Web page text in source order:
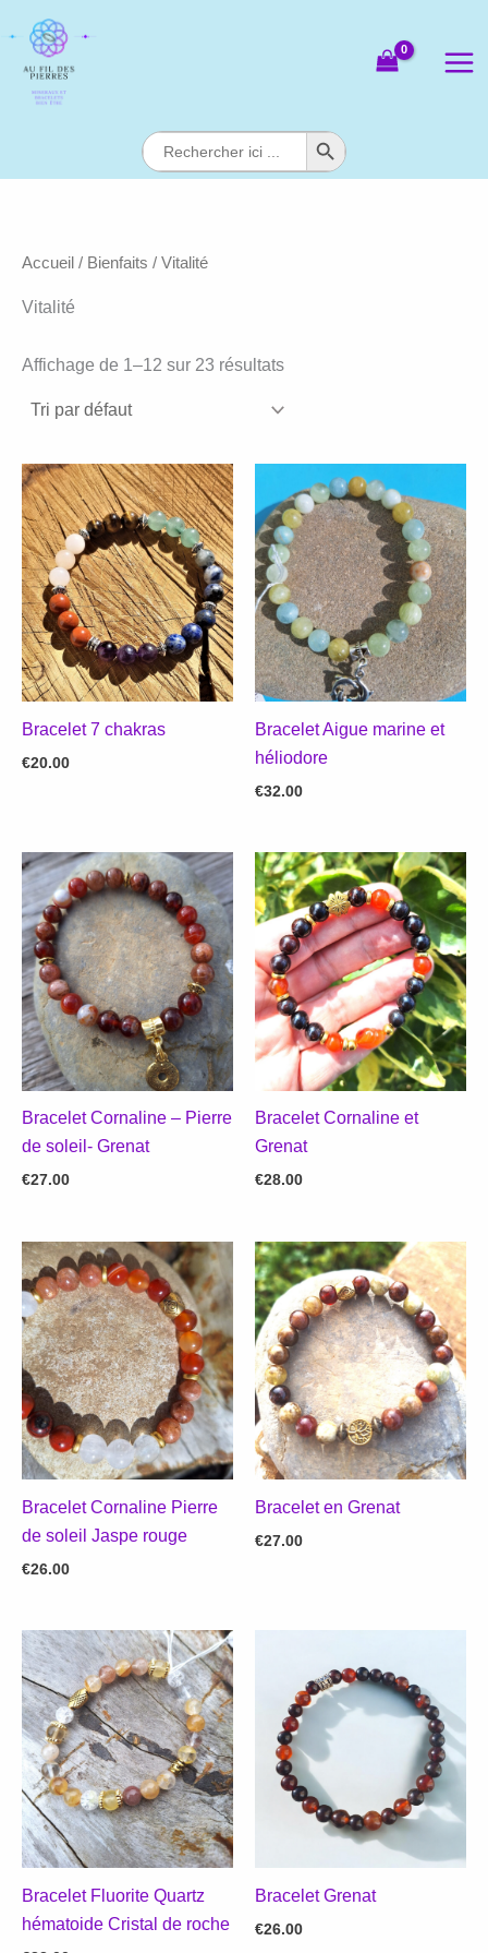
au
contenu
Search
for:
Search Button
Accueil / Bienfaits / Vitalité
Vitalité
Affichage de 1–12 sur 23 résultats
Bracelet 7 chakras
€20.00
Bracelet Aigue marine et
héliodore
€32.00
Bracelet Cornaline – Pierre
de soleil- Grenat
€27.00
Bracelet Cornaline et
Grenat
€28.00
Bracelet Cornaline Pierre
de soleil Jaspe rouge
€26.00
Bracelet en Grenat
€27.00
Bracelet Fluorite Quartz
hématoide Cristal de roche
Bracelet Grenat
€26.00